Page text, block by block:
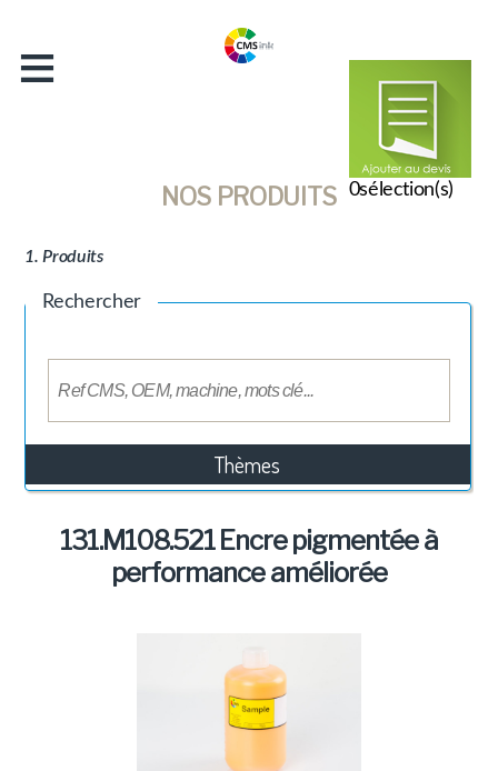
≡
Accueil
Contact
0sélection(s)
NOS PRODUITS
1. Produits
Rechercher
Thèmes
Produits
131.M108.521 Encre pigmentée à
performance améliorée